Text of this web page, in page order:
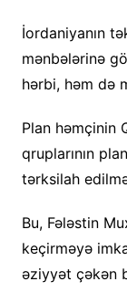
İordaniyanın
mənbələrinə
hərbi, həm də
Plan həmçinin
qruplarının
tərksilah
Bu, Fələstin
keçirməyə
əziyyət çəkən